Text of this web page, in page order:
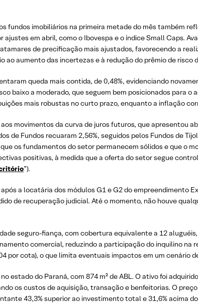
fundos imobiliários na primeira metade do mês também
em abril, como o Ibovespa e o índice Small Caps.
de precificação mais ajustados, favorecendo a
aumento das incertezas e à redução do prêmio de risco
queda mais contida, de 0,48%, evidenciando
baixo a moderado, que seguem bem posicionados para o
mais robustas no curto prazo, enquanto a inflação
movimentos da curva de juros futuros, que apresentou
de Fundos recuaram 2,56%, seguidos pelos Fundos de
os fundamentos do setor permanecem sólidos e que o
positivas, à medida que a oferta do setor segue
”).
a locatária dos módulos G1 e G2 do empreendimento
de recuperação judicial. Até o momento, não houve
seguro-fiança, com cobertura equivalente a 12
comercial, reduzindo a participação do inquilino na
por cota), o que limita eventuais impactos em um cenário
estado do Paraná, com 874 m² de ABL. O ativo foi
os custos de aquisição, transação e benfeitorias. O
43,3% superior ao investimento total e 31,6% acima